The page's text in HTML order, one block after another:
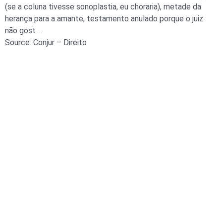
(se a coluna tivesse sonoplastia, eu choraria), metade da
herança para a amante, testamento anulado porque o juiz
não gost…
Source: Conjur – Direito